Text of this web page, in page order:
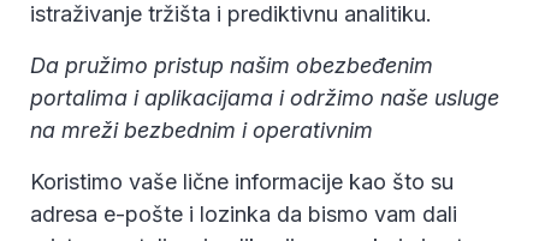
istraživanje tržišta i prediktivnu analitiku.
Da pružimo pristup našim obezbeđenim
portalima i aplikacijama i održimo naše usluge
na mreži bezbednim i operativnim
Koristimo vaše lične informacije kao što su
adresa e-pošte i lozinka da bismo vam dali